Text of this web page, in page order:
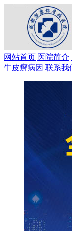
网站首页 医院简介
牛皮癣病因 联系我